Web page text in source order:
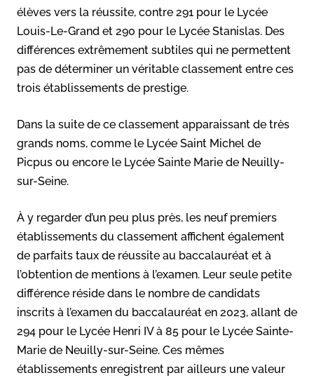
élèves vers la réussite, contre 291 pour le Lycée
Louis-Le-Grand et 290 pour le Lycée Stanislas. Des
différences extrêmement subtiles qui ne permettent
pas de déterminer un véritable classement entre ces
trois établissements de prestige.
Dans la suite de ce classement apparaissant de très
grands noms, comme le Lycée Saint Michel de
Picpus ou encore le Lycée Sainte Marie de Neuilly-
sur-Seine.
À y regarder d’un peu plus près, les neuf premiers
établissements du classement affichent également
de parfaits taux de réussite au baccalauréat et à
l’obtention de mentions à l’examen. Leur seule petite
différence réside dans le nombre de candidats
inscrits à l’examen du baccalauréat en 2023, allant de
294 pour le Lycée Henri IV à 85 pour le Lycée Sainte-
Marie de Neuilly-sur-Seine. Ces mêmes
établissements enregistrent par ailleurs une valeur